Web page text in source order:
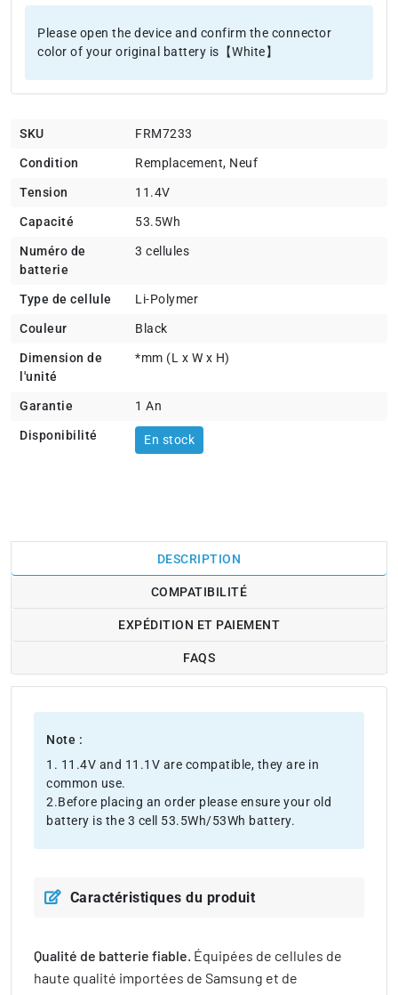
Please open the device and confirm the connector
color of your original battery is【White】
SKU FRM7233
Condition Remplacement, Neuf
Tension 11.4V
Capacité 53.5Wh
Numéro de
batterie
3 cellules
Type de cellule Li-Polymer
Couleur Black
Dimension de
l'unité
*mm (L x W x H)
Garantie 1 An
Disponibilité En stock
DESCRIPTION
COMPATIBILITÉ
EXPÉDITION ET PAIEMENT
FAQS
Note :
1. 11.4V and 11.1V are compatible, they are in
common use.
2.Before placing an order please ensure your old
battery is the 3 cell 53.5Wh/53Wh battery.
Caractéristiques du produit
Qualité de batterie fiable. Équipées de cellules de
haute qualité importées de Samsung et de